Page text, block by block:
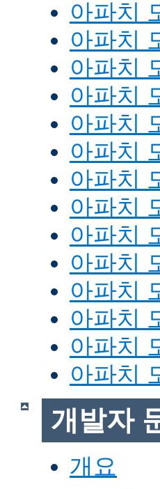
아파치
아파치
아파치
아파치
아파치
아파치
아파치
아파치
아파치
아파치
아파치
아파치
아파치
아파치
개발자
개요